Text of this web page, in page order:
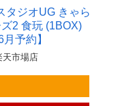
タジオUG きゃら
2 食玩 (1BOX)
予約】
天市場店